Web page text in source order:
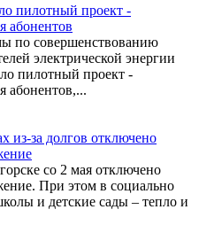
пилотный проект -
абонентов
по совершенствованию
электрической энергии
пилотный проект -
абонентов,...
из-за долгов отключено
со 2 мая отключено
При этом в социально
и детские сады – тепло и